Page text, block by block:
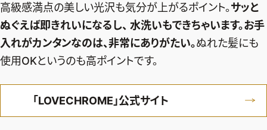
高級感満点の美しい光沢も気分が上がるポイント。サッと
ぬぐえば即きれいになるし、 水洗いもできちゃいます。お手
入れがカンタンなのは、非常にありがたい。ぬれた髪にも
使用OKというのも高ポイントです。
「LOVECHROME」公式サイト